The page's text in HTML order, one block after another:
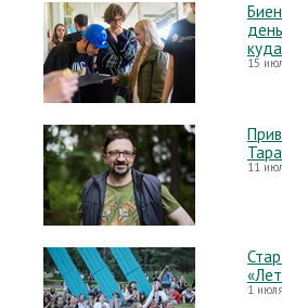
15
11
1